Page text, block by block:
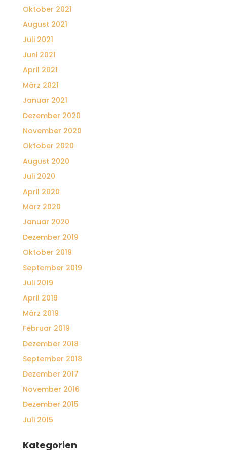
Oktober 2021
August 2021
Juli 2021
Juni 2021
April 2021
März 2021
Januar 2021
Dezember 2020
November 2020
Oktober 2020
August 2020
Juli 2020
April 2020
März 2020
Januar 2020
Dezember 2019
Oktober 2019
September 2019
Juli 2019
April 2019
März 2019
Februar 2019
Dezember 2018
September 2018
Dezember 2017
November 2016
Dezember 2015
Juli 2015
Kategorien